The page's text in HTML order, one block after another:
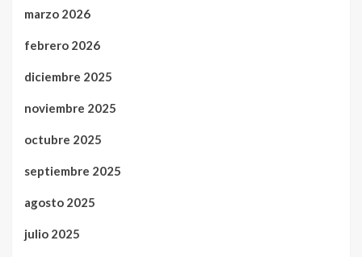
marzo 2026
febrero 2026
diciembre 2025
noviembre 2025
octubre 2025
septiembre 2025
agosto 2025
julio 2025